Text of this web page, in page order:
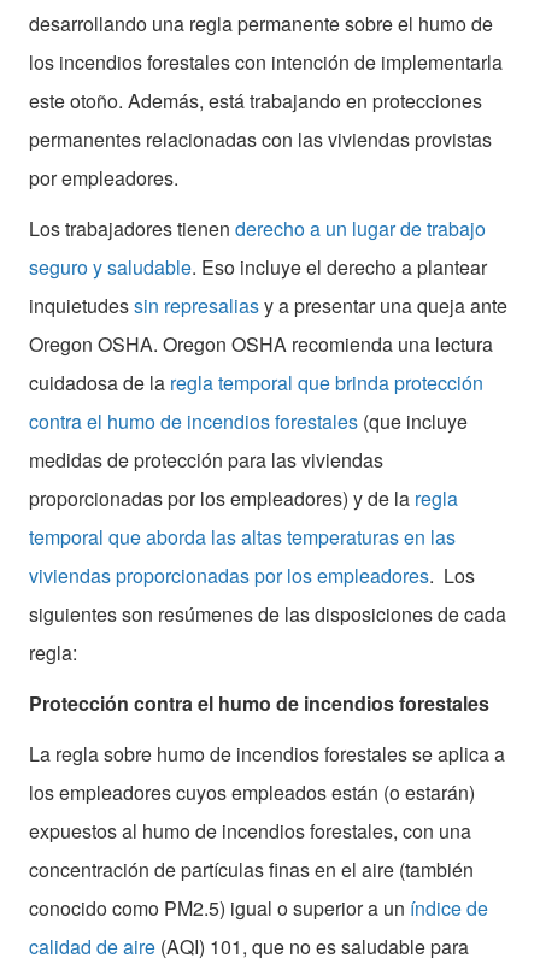
desarrollando una regla permanente sobre el humo de
los incendios forestales con intención de implementarla
este otoño. Además, está trabajando en protecciones
permanentes relacionadas con las viviendas provistas
por empleadores.
Los trabajadores tienen derecho a un lugar de trabajo
seguro y saludable. Eso incluye el derecho a plantear
inquietudessin represaliasy a presentar una queja ante
Oregon OSHA. Oregon OSHA recomienda una lectura
cuidadosa de la regla temporal que brinda protección
contra el humo de incendios forestales (que incluye
medidas de protección para las viviendas
proporcionadas por los empleadores) y de la regla
temporal que aborda las altas temperaturas en las
viviendas proporcionadas por los empleadores. Los
siguientes son resúmenes de las disposiciones de cada
regla:
Protección contra el humo de incendios forestales
La regla sobre humo de incendios forestales se aplica a
los empleadores cuyos empleados están (o estarán)
expuestos al humo de incendios forestales, con una
concentración de partículas finas en el aire (también
conocido como PM2.5) igual o superior a un índice de
calidad de aire (AQI) 101, que no es saludable para